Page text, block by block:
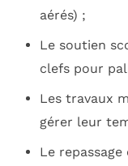
aérés) ;
Le soutien
clefs pour
Les travaux
gérer leur
Le